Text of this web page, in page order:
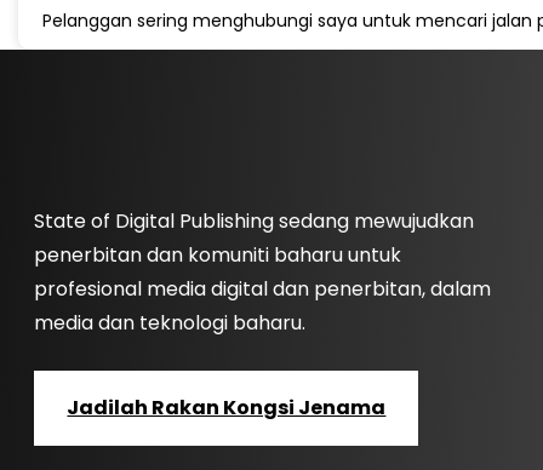
Pelanggan sering menghubungi saya untuk mencari
State of Digital Publishing sedang mewujudkan
penerbitan dan komuniti baharu untuk
profesional media digital dan penerbitan, dalam
media dan teknologi baharu.
Jadilah Rakan Kongsi Jenama